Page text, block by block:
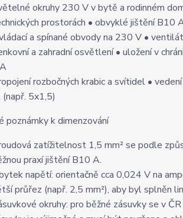
okruhy 230 V v bytě a rodinném
prostorách • obvyklé jištění B10
a spínané obvody na 230 V •
a zahradní osvětlení • uložení v
rozbočných krabic a svítidel •
(např. 5x1,5)
poznámky k dimenzování
zatížitelnost 1,5 mm² se podle
praxí jištění B10 A.
napětí: orientačně cca 0,024 V na
průřez (např. 2,5 mm²), aby byl splněn
okruhy: pro běžné zásuvky se v